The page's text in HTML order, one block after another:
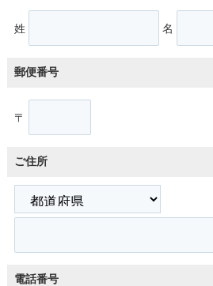
姓 名
郵便番号
〒
ご住所
電話番号